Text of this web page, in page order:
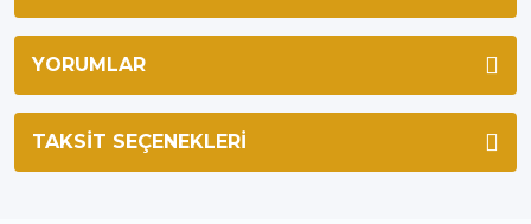
YORUMLAR
TAKSIT SEÇENEKLERI